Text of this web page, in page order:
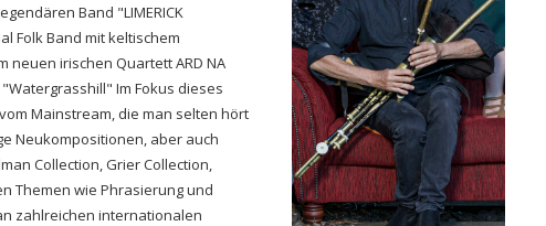
Band "LIMERICK
Folk Band mit keltischem
neuen irischen Quartett ARD NA
Im Fokus dieses
Mainstream, die man selten hört
Neukompositionen, aber auch
Collection, Grier Collection,
Themen wie Phrasierung und
zahlreichen internationalen